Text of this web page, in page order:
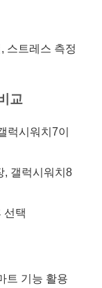
스트레스 측정
교
럭시워치7이
, 갤럭시워치8
선택
트 기능 활용